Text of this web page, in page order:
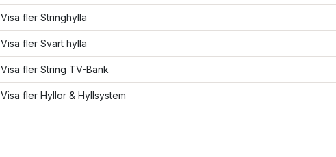
Visa fler Stringhylla
Visa fler Svart hylla
Visa fler String TV-Bänk
Visa fler Hyllor & Hyllsystem